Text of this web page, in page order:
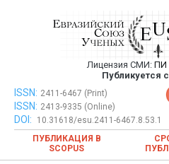
Евразийский
публикация
ежемесячном
Лицензия СМИ: ПИ
Публикуется
Евразийский Союз Ученых —
ежемесячном
ISSN: 2411-6467 (Print)
ISSN: 2413-9335 (Online)
DOI:
10.31618/esu.2411-6467.8.53.1
ПУБЛИКАЦИЯ В
SCOPUS